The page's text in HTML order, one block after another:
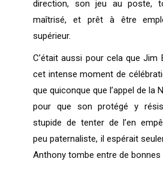
direction, son jeu au poste,
maîtrisé, et prêt à être
supérieur.
C’était aussi pour cela que Jim
cet intense moment de
que quiconque que l’appel de la
pour que son protégé y
stupide de tenter de l’en
peu paternaliste, il espérait
Anthony tombe entre de bonnes